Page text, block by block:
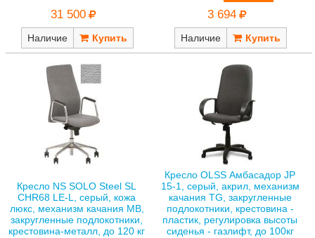
31 500
Наличие
3 694
Наличие
Кресло NS SOLO Steel SL
CHR68 LE-L, серый, кожа
люкс, механизм качания MB,
закругленные подлокотники,
крестовина-металл, до 120 кг
Кресло OLSS Амбасадор JP
15-1, серый, акрил, механизм
качания TG, закругленные
подлокотники, крестовина -
пластик, регулировка высоты
сиденья - газлифт, до 100кг